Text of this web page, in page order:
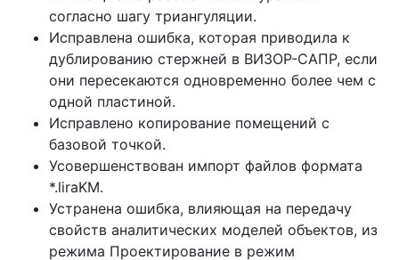
согласно шагу триангуляции.
Исправлена ошибка, которая приводила к
дублированию стержней в ВИЗОР-САПР, если
они пересекаются одновременно более чем с
одной пластиной.
Исправлено копирование помещений с
базовой точкой.
Усовершенствован импорт файлов формата
*.liraKM.
Устранена ошибка, влияющая на передачу
свойств аналитических моделей объектов, из
режима Проектирование в режим